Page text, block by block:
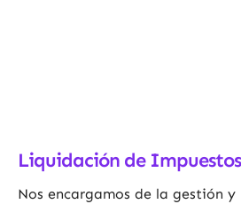
Liquidación de Impuestos
Nos encargamos de la gestión